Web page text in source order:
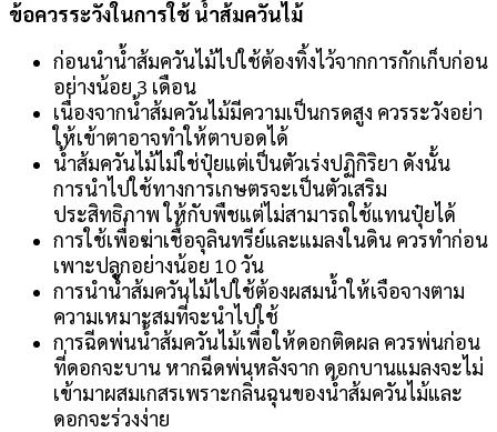
ข้อควรระวังในการใช้ น้ำส้มควันไม้
ก่อนนำน้ำส้มควันไม้ไปใช้ต้องทิ้งไว้จากการกักเก็บก่อน
อย่างน้อย 3 เดือน
เนื่องจากน้ำส้มควันไม้มีความเป็นกรดสูง ควรระวังอย่า
ให้เข้าตาอาจทำให้ตาบอดได้
น้ำส้มควันไม้ไม่ใช่ปุ๋ยแต่เป็นตัวเร่งปฏิกิริยา ดังนั้น
การนำไปใช้ทางการเกษตรจะเป็นตัวเสริม
ประสิทธิภาพ ให้กับพืชแต่ไม่สามารถใช้แทนปุ๋ยได้
การใช้เพื่อฆ่าเชื้อจุลินทรีย์และแมลงในดิน ควรทำก่อน
เพาะปลูกอย่างน้อย 10 วัน
การนำน้ำส้มควันไม้ไปใช้ต้องผสมน้ำให้เจือจางตาม
ความเหมาะสมที่จะนำไปใช้
การฉีดพ่นน้ำส้มควันไม้เพื่อให้ดอกติดผล ควรพ่นก่อน
ที่ดอกจะบาน หากฉีดพ่นหลังจาก ดอกบานแมลงจะไม่
เข้ามาผสมเกสรเพราะกลิ่นฉุนของน้ำส้มควันไม้และ
ดอกจะร่วงง่าย